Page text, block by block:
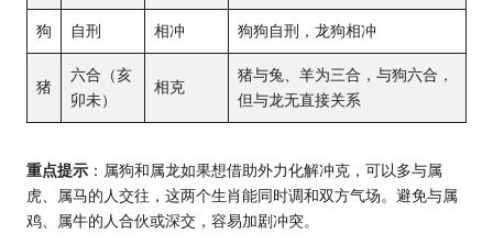
狗 自刑 相冲 狗狗自刑，龙狗相冲
猪
六合（亥
卯未）
相克
猪与兔、羊为三合，与狗六合，
但与龙无直接关系
重点提示 ：属狗和属龙如果想借助外力化解冲克，可以多与属
虎、属马的人交往，这两个生肖能同时调和双方气场。避免与属
鸡、属牛的人合伙或深交，容易加剧冲突。